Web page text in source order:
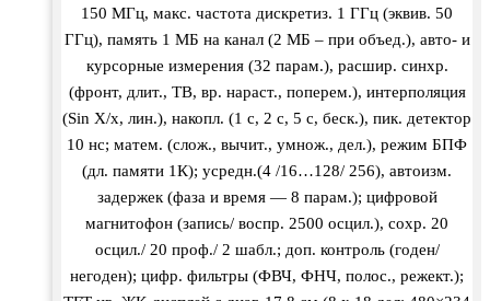
150 МГц, макс. частота дискретиз. 1 ГГц (эквив. 50
ГГц), память 1 МБ на канал (2 МБ – при объед.), авто- и
курсорные измерения (32 парам.), расшир. синхр.
(фронт, длит., ТВ, вр. нараст., поперем.), интерполяция
(Sin X/х, лин.), накопл. (1 с, 2 с, 5 с, беск.), пик. детектор
10 нс; матем. (слож., вычит., умнож., дел.), режим БПФ
(дл. памяти 1К); усредн.(4 /16…128/ 256), автоизм.
задержек (фаза и время — 8 парам.); цифровой
магнитофон (запись/ воспр. 2500 осцил.), сохр. 20
осцил./ 20 проф./ 2 шабл.; доп. контроль (годен/
негоден); цифр. фильтры (ФВЧ, ФНЧ, полос., режект.);